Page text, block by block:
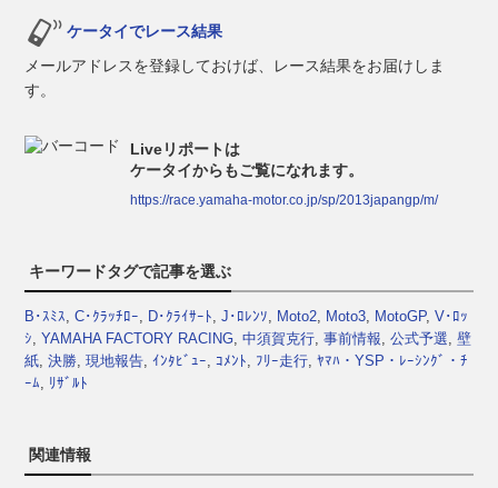
ケータイでレース結果
メールアドレスを登録しておけば、レース結果をお届けしま
す。
Liveリポートは
ケータイからもご覧になれます。
https://race.yamaha-motor.co.jp/sp/2013japangp/m/
キーワードタグで記事を選ぶ
B･ｽﾐｽ ,C･ｸﾗｯﾁﾛｰ D･ｸﾗｲｻｰﾄ ,J･ﾛﾚﾝｿ Moto2 Moto3 MotoGP,V･ﾛｯ
ｼ ,YAMAHA FACTORY RACING ,中須賀克行 ,事前情報 ,公式予選 ,壁
紙 ,決勝 ,現地報告 ,ｲﾝﾀﾋﾞｭｰ ,ｺﾒﾝﾄ ﾌﾘｰ走行 ,ﾔﾏﾊ・YSP・ﾚｰｼﾝｸﾞ・ﾁ
ｰﾑ
ﾘｻﾞﾙﾄ
関連情報